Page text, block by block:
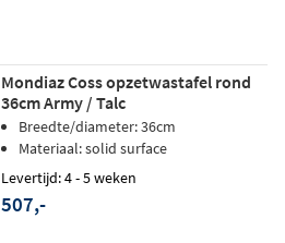
Mondiaz Coss opzetwastafel rond
36cm Army / Talc
Breedte/diameter: 36cm
Materiaal: solid surface
Levertijd: 4 - 5 weken
507,-